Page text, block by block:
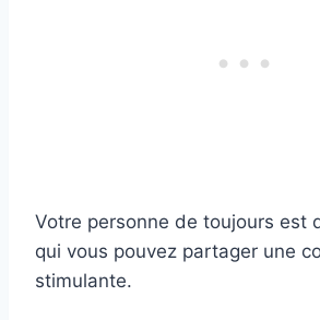
Votre personne de toujours est
qui vous pouvez partager une
stimulante.